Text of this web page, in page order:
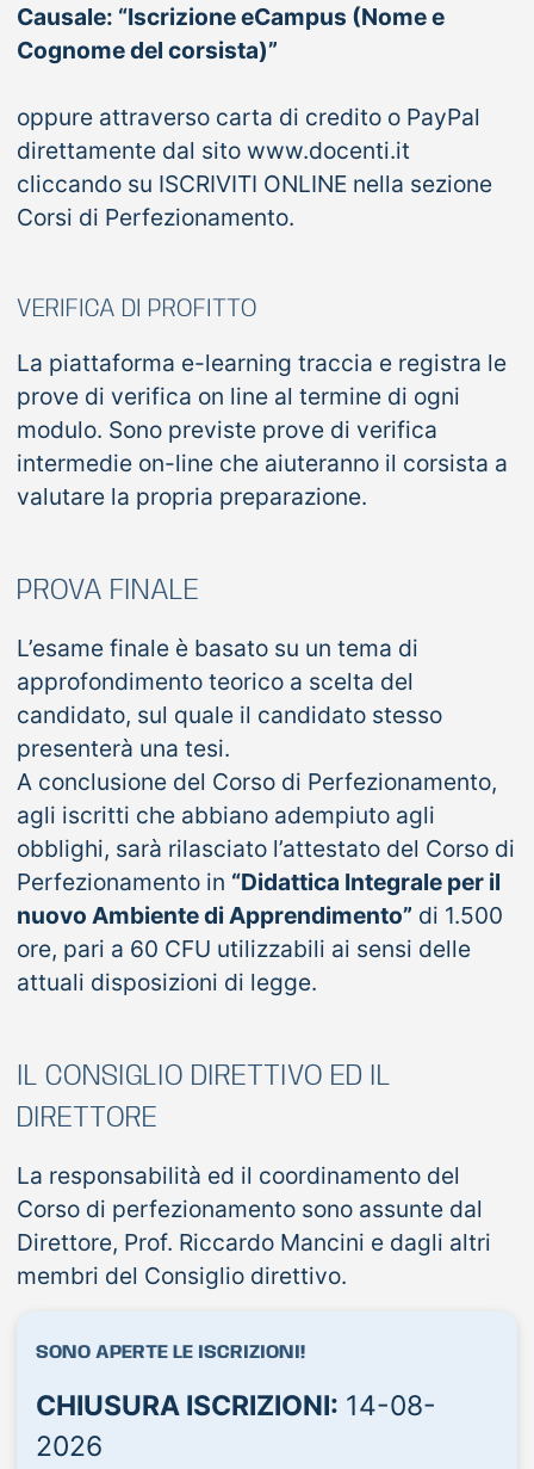
Causale: “Iscrizione eCampus (Nome e
Cognome del corsista)”
oppure attraverso carta di credito o PayPal
direttamente dal sito www.docenti.it
cliccando su ISCRIVITI ONLINE nella sezione
Corsi di Perfezionamento.
VERIFICA DI PROFITTO
La piattaforma e-learning traccia e registra le
prove di verifica on line al termine di ogni
modulo. Sono previste prove di verifica
intermedie on-line che aiuteranno il corsista a
valutare la propria preparazione.
PROVA FINALE
L’esame finale è basato su un tema di
approfondimento teorico a scelta del
candidato, sul quale il candidato stesso
presenterà una tesi.
A conclusione del Corso di Perfezionamento,
agli iscritti che abbiano adempiuto agli
obblighi, sarà rilasciato l’attestato del Corso di
Perfezionamento in “Didattica Integrale per il
nuovo Ambiente di Apprendimento” di 1.500
ore, pari a 60 CFU utilizzabili ai sensi delle
attuali disposizioni di legge.
IL CONSIGLIO DIRETTIVO ED IL
DIRETTORE
La responsabilità ed il coordinamento del
Corso di perfezionamento sono assunte dal
Direttore, Prof. Riccardo Mancini e dagli altri
membri del Consiglio direttivo.
SONO APERTE LE ISCRIZIONI!
CHIUSURA ISCRIZIONI: 14-08-
2026